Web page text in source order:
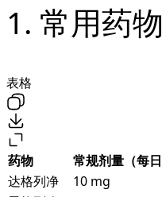
1. 常用药
表格
药物 常规剂量（每日
达格列净
10 mg